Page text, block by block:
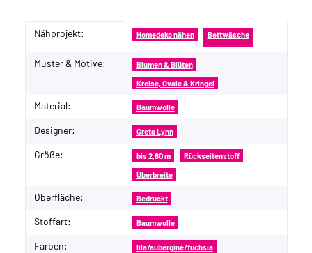
Produkteigenschaft
Wert
Nähprojekt: Homedeko nähen Bettwäsche
Muster & Motive: Blumen & Blüten
Kreise, Ovale & Kringel
Material: Baumwolle
Designer: Greta Lynn
Größe: bis 2,80 m Rückseitenstoff
Überbreite
Oberfläche: Bedruckt
Stoffart: Baumwolle
Farben: lila/aubergine/fuchsia